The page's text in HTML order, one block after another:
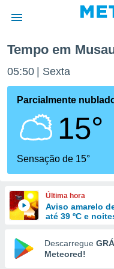
da
foi
fornecidas
a este
das
e
forma
digital
Tempo em
05:50 Sexta
Parcialmente
15°
Sensação de 15°
Última hora
Aviso amarelo
até 39 ºC e
Descarregue
Meteored!